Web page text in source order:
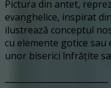
Pictura din antet,
evanghelice, inspirat
ilustrează conceptul
cu elemente gotice sau
unor biserici înfrățite